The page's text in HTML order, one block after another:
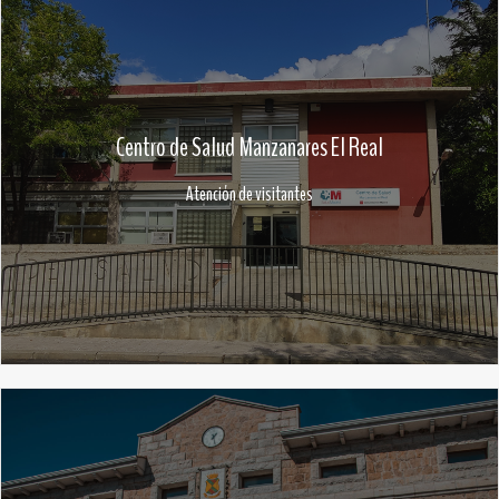
Centro de Salud Manzanares El Real
Atención de visitantes